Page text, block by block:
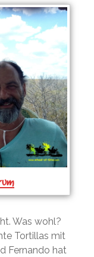
Was wohl?
Tortillas mit
Fernando hat